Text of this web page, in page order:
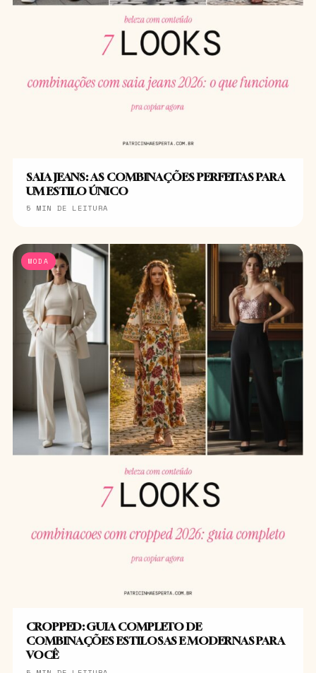
SAIA JEANS: AS COMBINAÇÕES PERFEITAS PARA
UM ESTILO ÚNICO
5 MIN DE LEITURA
MODA
CROPPED: GUIA COMPLETO DE
COMBINAÇÕES ESTILOSAS E MODERNAS PARA
VOCÊ